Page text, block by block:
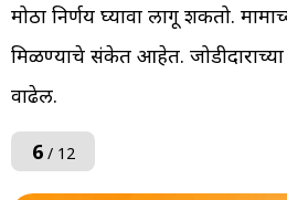
मोठा निर्णय घ्यावा लागू शकतो.
मिळण्याचे संकेत आहेत.
वाढेल.
6/ 12